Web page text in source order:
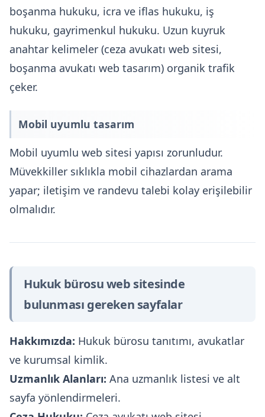
boşanma hukuku, icra ve iflas hukuku, iş
hukuku, gayrimenkul hukuku. Uzun kuyruk
anahtar kelimeler (ceza avukatı web sitesi,
boşanma avukatı web tasarım) organik trafik
çeker.
Mobil uyumlu tasarım
Mobil uyumlu web sitesi yapısı zorunludur.
Müvekkiller sıklıkla mobil cihazlardan arama
yapar; iletişim ve randevu talebi kolay erişilebilir
olmalıdır.
Hukuk bürosu web sitesinde
bulunması gereken sayfalar
Hakkımızda: Hukuk bürosu tanıtımı, avukatlar
ve kurumsal kimlik.
Uzmanlık Alanları: Ana uzmanlık listesi ve alt
sayfa yönlendirmeleri.